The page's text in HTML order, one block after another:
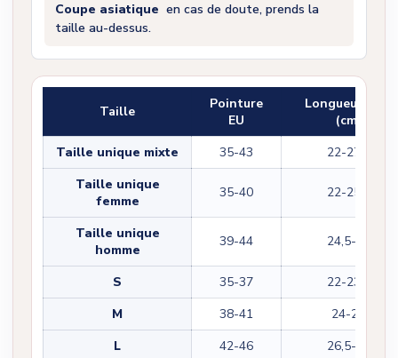
Coupe asiatique en cas de doute, prends la
taille au-dessus.
Taille
Pointure
EU
Longueur pied
(cm)
Taille unique mixte
35-43
22-27,5
Taille unique
femme
35-40 22-25,5
Taille unique
homme
39-44 24,5-28
S 35-37
22-23,5
M
38-41
24-26
L
42-46 26,5-29